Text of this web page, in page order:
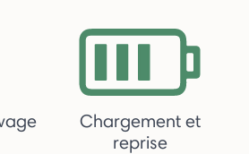
Chargement et
reprise